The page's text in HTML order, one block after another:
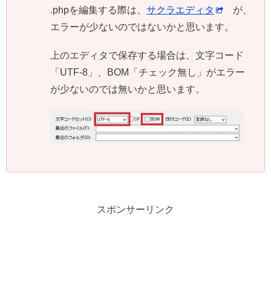
.phpを編集する際は、 サクラエディタ
が、
エラーが少ないのではないかと思います。
上のエディタで保存する場合は、文字コード
「UTF-8」、BOM「チェック無し」がエラー
が少ないのでは無いかと思います。
スポンサーリンク